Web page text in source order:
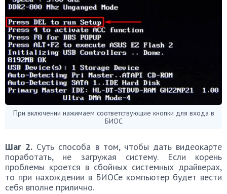
При включении нажимаем соответствующие кнопки для входа в
БИОС
Шаг 2. Суть способа в том, чтобы дать видеокарте
поработать, не загружая систему. Если корень
проблемы кроется в сбойных системных драйверах,
то при нахождении в БИОСе компьютер будет вести
себя вполне прилично.